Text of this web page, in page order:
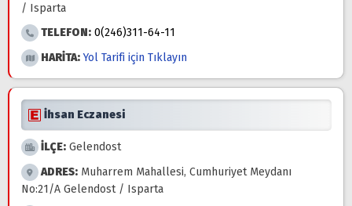
/ Isparta
TELEFON: 0(246)311-64-11
HARİTA: Yol Tarifi için Tıklayın
İhsan Eczanesi
İLÇE: Gelendost
ADRES: Muharrem Mahallesi, Cumhuriyet Meydanı
No:21/A Gelendost / Isparta